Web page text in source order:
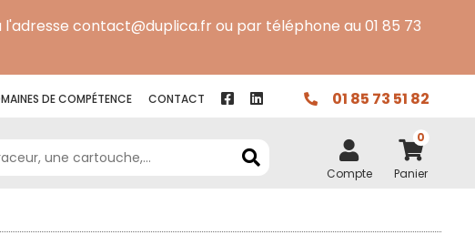
contact@duplica.fr ou par téléphone au 01 85 73
DECOMPÉTENCE CONTACT 01 85 73 51 82
Compte
Panier
0